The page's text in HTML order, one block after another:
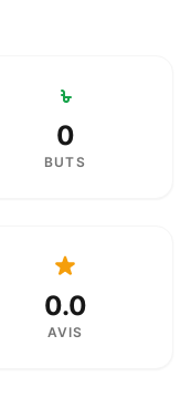
0
BUTS
0.0
AVIS